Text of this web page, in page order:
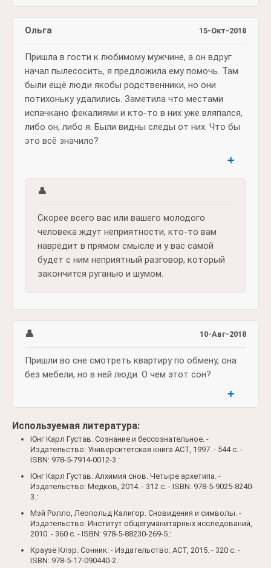
15-Окт-2018
Ольга
Пришла в гости к любимому мужчине, а он вдруг
начал пылесосить, я предложила ему помочь. Там
были ещё люди якобы родственники, но они
потихоньку удалились. Заметила что местами
испачкано фекалиями и кто-то в них уже вляпался,
либо он, либо я. Были видны следы от них. Что бы
это всё значило?
➕
👤
Скорее всего вас или вашего молодого
человека ждут неприятности, кто-то вам
навредит в прямом смысле и у вас самой
будет с ним неприятный разговор, который
закончится руганью и шумом.
10-Авг-2018
👤
Пришли во сне смотреть квартиру по обмену, она
без мебели, но в ней люди. О чем этот сон?
➕
Используемая литература:
Юнг Карл Густав. Сознание и бессознательное. -
Издательство: Университетская книга АСТ, 1997. - 544 c. -
ISBN: 978-5-7914-0012-3.:
Юнг Карл Густав. Алхимия снов. Четыре архетипа. -
Издательство: Медков, 2014. - 312 c. - ISBN: 978-5-9025-8240-
3.:
Мэй Ролло, Леопольд Калигор. Сновидения и символы. -
Издательство: Институт общегуманитарных исследований,
2010. - 360 c. - ISBN: 978-5-88230-269-5.:
Краузе Клэр. Сонник. - Издательство: АСТ, 2015. - 320 c. -
ISBN: 978-5-17-090440-2.: